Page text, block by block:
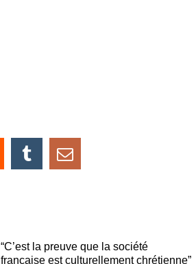
“C’est la preuve que la société
française est culturellement chrétienne”